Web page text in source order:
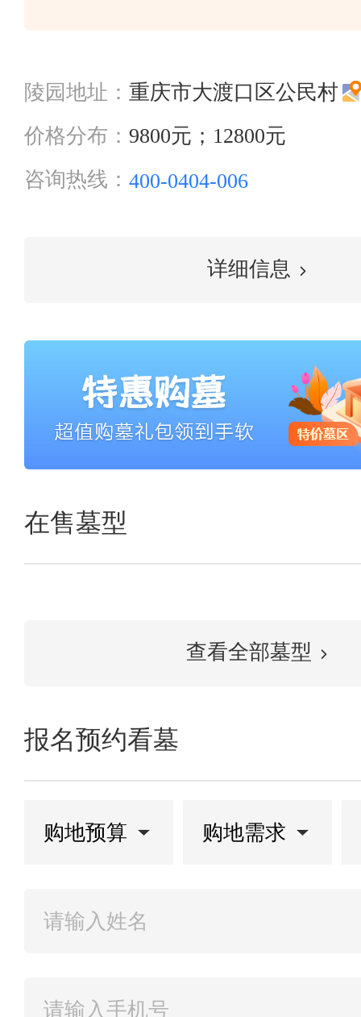
陵园地址： 重庆市大渡口区公民村
价格分布： 9800元；12800元
咨询热线： 400-0404-006
详细信息
在售墓型
查看全部墓型
报名预约看墓